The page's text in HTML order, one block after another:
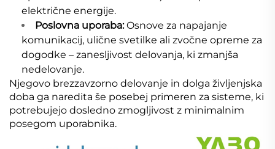
električne energije.
Poslovna uporaba:Osnove za napajanje
komunikacij, ulične svetilke ali zvočne opreme za
dogodke – zanesljivost delovanja, ki zmanjša
nedelovanje.
Njegovo brezzavzorno delovanje in dolga življenjska
doba ga naredita še posebej primeren za sisteme, ki
potrebujejo dosledno zmogljivost z minimalnim
posegom uporabnika.